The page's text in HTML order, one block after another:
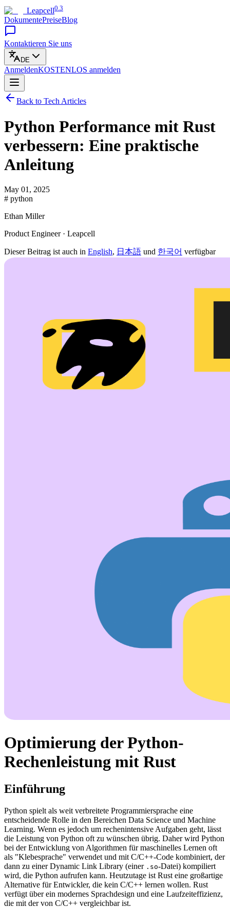
Leapcell0.3
DokumentePreiseBlog
Kontaktieren Sie uns
DE
AnmeldenKOSTENLOS anmelden
Back to Tech Articles
Python Performance mit Rust
verbessern: Eine praktische
Anleitung
May 01, 2025
# python
Ethan Miller
Product Engineer · Leapcell
Dieser Beitrag ist auch in English, 日本語 und 한국어 verfügbar
Optimierung der Python-
Rechenleistung mit Rust
Einführung
Python spielt als weit verbreitete Programmiersprache eine
entscheidende Rolle in den Bereichen Data Science und Machine
Learning. Wenn es jedoch um rechenintensive Aufgaben geht, lässt
die Leistung von Python oft zu wünschen übrig. Daher wird Python
bei der Entwicklung von Algorithmen für maschinelles Lernen oft
als "Klebesprache" verwendet und mit C/C++-Code kombiniert, der
dann zu einer Dynamic Link Library (einer .so-Datei) kompiliert
wird, die Python aufrufen kann. Heutzutage ist Rust eine großartige
Alternative für Entwickler, die kein C/C++ lernen wollen. Rust
verfügt über ein modernes Sprachdesign und eine Laufzeiteffizienz,
die mit der von C/C++ vergleichbar ist.